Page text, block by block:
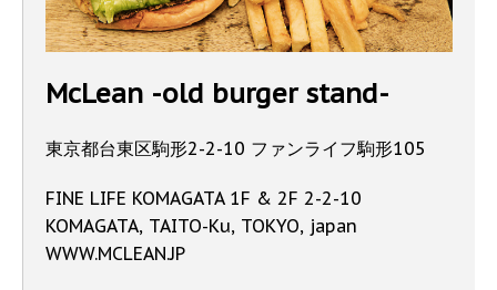
McLean -old burger stand-
東京都台東区駒形2-2-10 ファンライフ駒形105
FINE LIFE KOMAGATA 1F & 2F 2-2-10
KOMAGATA, TAITO-Ku, TOKYO, japan
WWW.MCLEAN.JP